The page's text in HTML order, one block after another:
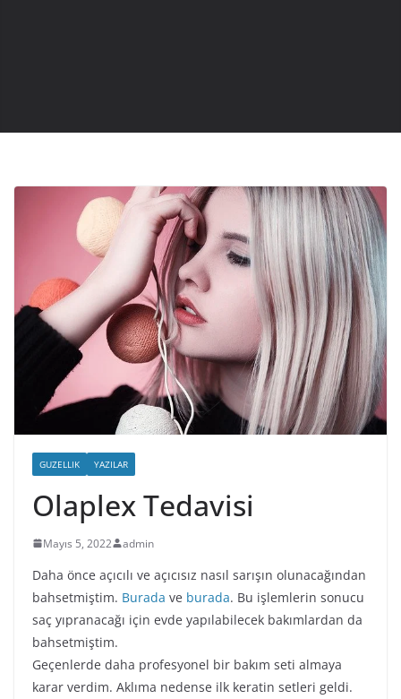
GUZELLIK YAZILAR
Olaplex Tedavisi
Mayıs 5, 2022 admin
Daha önce açıcılı ve açıcısız nasıl sarışın olunacağından
bahsetmiştim. Burada ve burada. Bu işlemlerin sonucu
saç yıpranacağı için evde yapılabilecek bakımlardan da
bahsetmiştim.
Geçenlerde daha profesyonel bir bakım seti almaya
karar verdim. Aklıma nedense ilk keratin setleri geldi.